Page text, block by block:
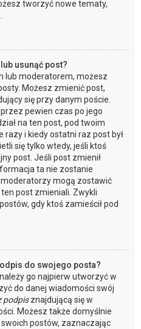
tworzyć nowe tematy,
usunąć post?
lub moderatorem, możesz
Możesz zmienić post,
się przy danym poście.
pewien czas po jego
na ten post, pod twoim
i kiedy ostatni raz post był
się tylko wtedy, jeśli ktoś
post. Jeśli post zmienił
ta nie zostanie
mogą zostawić
post zmieniali. Zwykli
gdy ktoś zamieścił pod
do swojego posta?
go najpierw utworzyć w
do danej wiadomości swój
podpisznajdującą się w
Możesz także domyślnie
postów, zaznaczając